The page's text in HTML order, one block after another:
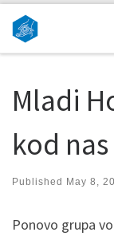
Skip to content
Mladi
kod nas
Published May 8,
Ponovo grupa